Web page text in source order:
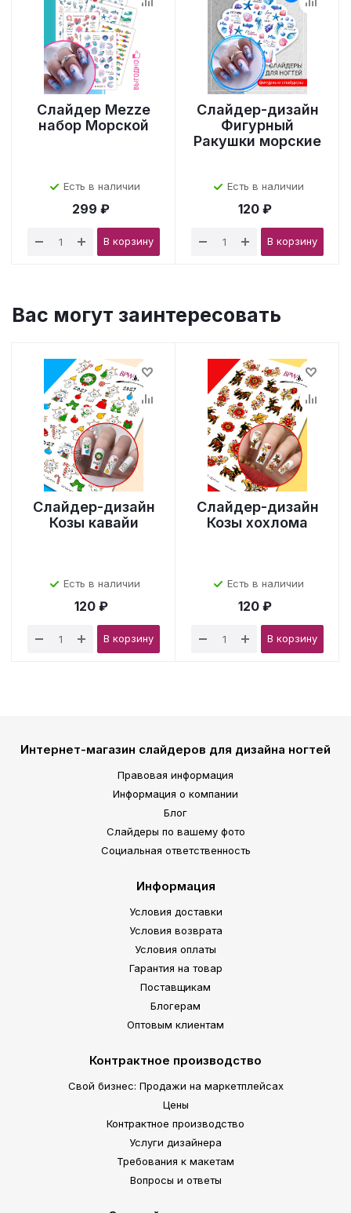
Слайдер Mezze
набор Морской
Есть в наличии
299 ₽
В корзину
Слайдер-дизайн
Фигурный
Ракушки морские
Есть в наличии
120 ₽
В корзину
Вас могут заинтересовать
Слайдер-дизайн
Козы кавайи
Есть в наличии
120 ₽
В корзину
Слайдер-дизайн
Козы хохлома
Есть в наличии
120 ₽
В корзину
Интернет-магазин слайдеров для дизайна ногтей
Правовая информация
Информация о компании
Блог
Слайдеры по вашему фото
Социальная ответственность
Информация
Условия доставки
Условия возврата
Условия оплаты
Гарантия на товар
Поставщикам
Блогерам
Оптовым клиентам
Контрактное производство
Свой бизнес: Продажи на маркетплейсах
Цены
Контрактное производство
Услуги дизайнера
Требования к макетам
Вопросы и ответы